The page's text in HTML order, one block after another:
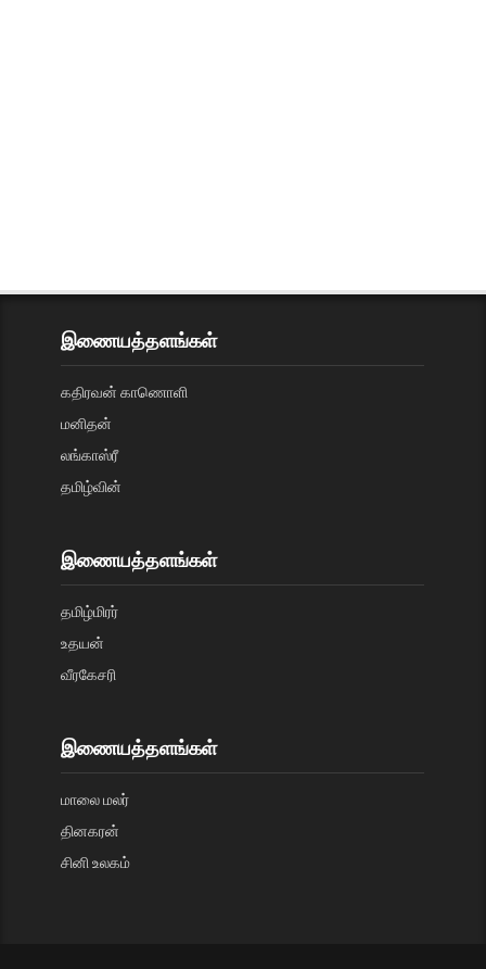
இணையத்தளங்கள்
கதிரவன் காணொளி
மனிதன்
லங்காஸ்ரீ
தமிழ்வின்
இணையத்தளங்கள்
தமிழ்மிரர்
உதயன்
வீரகேசரி
இணையத்தளங்கள்
மாலை மலர்
தினகரன்
சினி உலகம்